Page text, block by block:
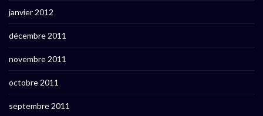
janvier 2012
décembre 2011
novembre 2011
octobre 2011
septembre 2011